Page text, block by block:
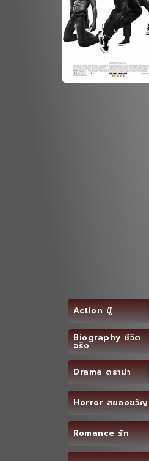
Action บู๊
Biography ชีวิต
จริง
Drama ดราม่า
Horror สยองขวัญ
Romance รัก